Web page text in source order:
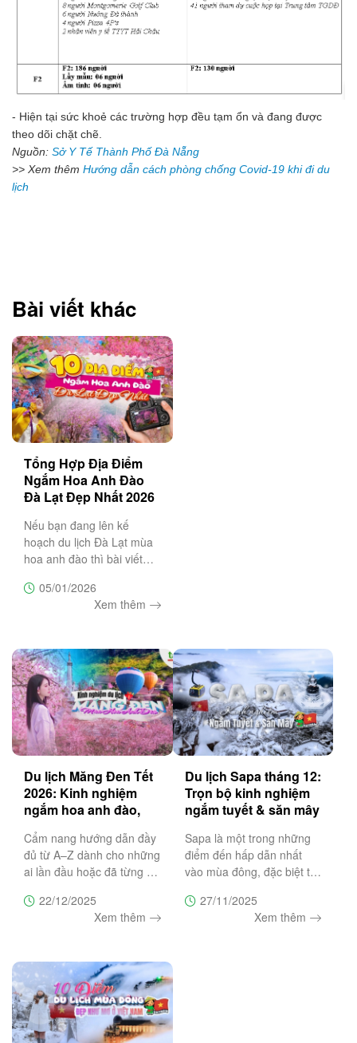
- Hiện tại sức khoẻ các trường hợp đều tạm ổn và đang được
theo dõi chặt chẽ.
Nguồn: Sở Y Tế Thành Phố Đà Nẵng
>> Xem thêm Hướng dẫn cách phòng chống Covid-19 khi đi du
lịch
Bài viết khác
Tổng Hợp Địa Điểm
Ngắm Hoa Anh Đào
Đà Lạt Đẹp Nhất 2026
Nếu bạn đang lên kế
hoạch du lịch Đà Lạt mùa
hoa anh đào thì bài viết
thể bỏ lỡ, bật mí top 20 địa
điểm săn hoa anh đào đẹp
05/01/2026
Xem thêm
Du lịch Măng Đen Tết
2026: Kinh nghiệm
ngắm hoa anh đào,
Cẩm nang hướng dẫn đầy
đủ từ A–Z dành cho những
ai lần đầu hoặc đã từng du
chọn đúng thời điểm, lên
lịch trình hợp lý, ngắm hoa
22/12/2025
Xem thêm
Du lịch Sapa tháng 12:
Trọn bộ kinh nghiệm
ngắm tuyết & săn mây
Sapa là một trong những
điểm đến hấp dẫn nhất
vào mùa đông, đặc biệt từ
du khách có cơ hội săn
tuyết và chiêm ngưỡng
27/11/2025
Xem thêm